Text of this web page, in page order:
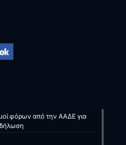
φόρων από την ΑΑΔΕ για